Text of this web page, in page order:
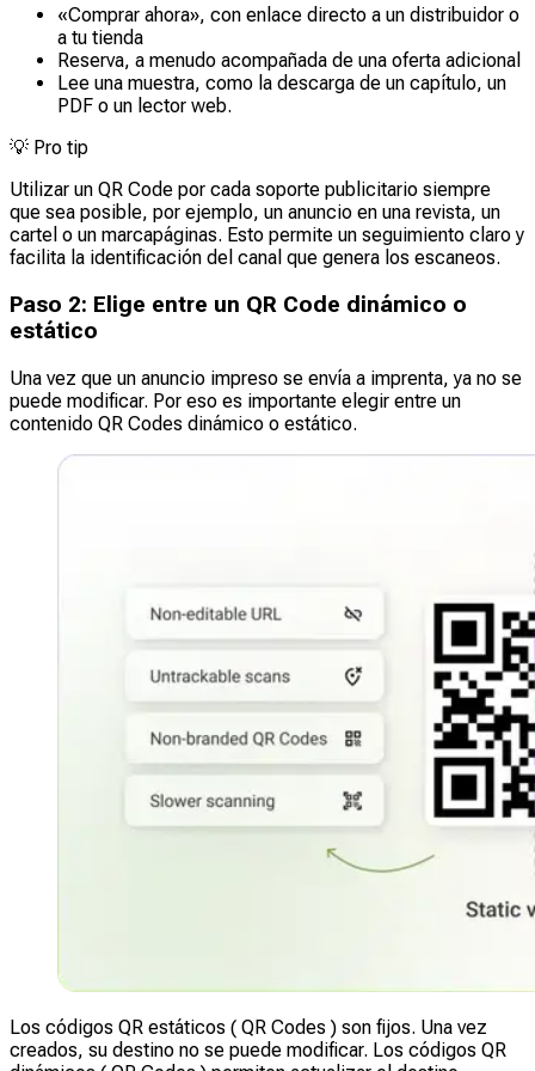
«Comprar ahora», con enlace directo a un distribuidor o
a tu tienda
Reserva, a menudo acompañada de una oferta adicional
Lee una muestra, como la descarga de un capítulo, un
PDF o un lector web.
💡 Pro tip
Utilizar un QR Code por cada soporte publicitario siempre
que sea posible, por ejemplo, un anuncio en una revista, un
cartel o un marcapáginas. Esto permite un seguimiento claro y
facilita la identificación del canal que genera los escaneos.
Paso 2: Elige entre un QR Code dinámico o
estático
Una vez que un anuncio impreso se envía a imprenta, ya no se
puede modificar. Por eso es importante elegir entre un
contenido QR Codes dinámico o estático.
Los códigos QR estáticos ( QR Codes ) son fijos. Una vez
creados, su destino no se puede modificar. Los códigos QR